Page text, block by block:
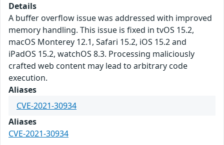
Details
A buffer overflow issue was addressed with improved
memory handling. This issue is fixed in tvOS 15.2,
macOS Monterey 12.1, Safari 15.2, iOS 15.2 and
iPadOS 15.2, watchOS 8.3. Processing maliciously
crafted web content may lead to arbitrary code
execution.
Aliases
CVE-2021-30934
Aliases
CVE-2021-30934